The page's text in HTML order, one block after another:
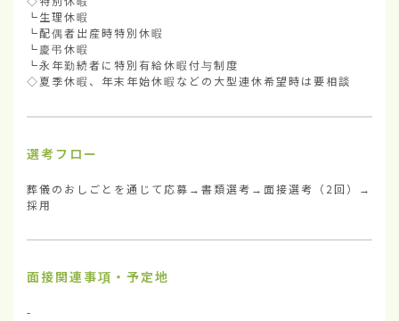
┗生理休暇
┗配偶者出産時特別休暇
┗慶弔休暇
┗永年勤続者に特別有給休暇付与制度
◇夏季休暇、年末年始休暇などの大型連休希望時は要相談
選考フロー
葬儀のおしごとを通じて応募→書類選考→面接選考（2回）→
採用
面接関連事項・予定地
-